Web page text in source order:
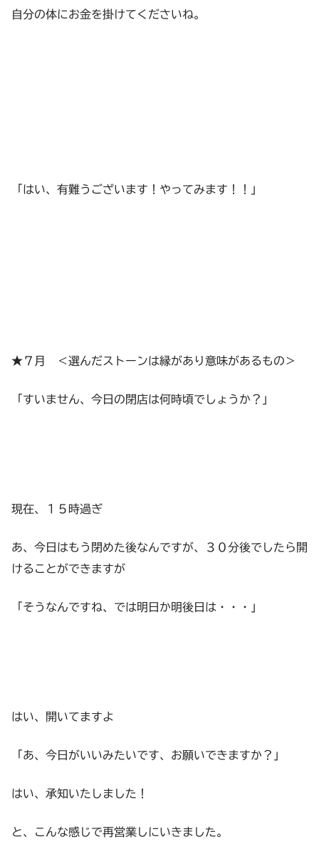
自分の体にお金を掛けてくださいね。
「はい、有難うございます！やってみます！！」
★７月 ＜選んだストーンは縁があり意味があるもの＞
「すいません、今日の閉店は何時頃でしょうか？」
現在、１５時過ぎ
あ、今日はもう閉めた後なんですが、３０分後でしたら開
けることができますが
「そうなんですね、では明日か明後日は・・・」
はい、開いてますよ
「あ、今日がいいみたいです、お願いできますか？」
はい、承知いたしました！
と、こんな感じで再営業しにいきました。